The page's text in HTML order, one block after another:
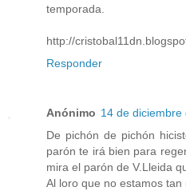
temporada.
http://
Responder
Anónimo 14 de diciembre
De pichón de pichón
parón te irá bien para
mira el parón de V.Lleida
Al loro que no estamos